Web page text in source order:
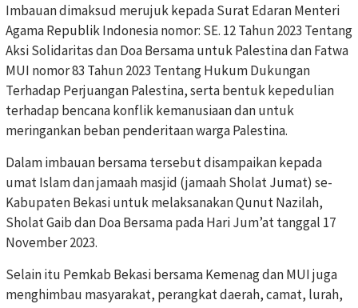
Imbauan dimaksud merujuk kepada Surat Edaran Menteri
Agama Republik Indonesia nomor: SE. 12 Tahun 2023 Tentang
Aksi Solidaritas dan Doa Bersama untuk Palestina dan Fatwa
MUI nomor 83 Tahun 2023 Tentang Hukum Dukungan
Terhadap Perjuangan Palestina, serta bentuk kepedulian
terhadap bencana konflik kemanusiaan dan untuk
meringankan beban penderitaan warga Palestina.
Dalam imbauan bersama tersebut disampaikan kepada
umat Islam dan jamaah masjid (jamaah Sholat Jumat) se-
Kabupaten Bekasi untuk melaksanakan Qunut Nazilah,
Sholat Gaib dan Doa Bersama pada Hari Jum’at tanggal 17
November 2023.
Selain itu Pemkab Bekasi bersama Kemenag dan MUI juga
menghimbau masyarakat, perangkat daerah, camat, lurah,